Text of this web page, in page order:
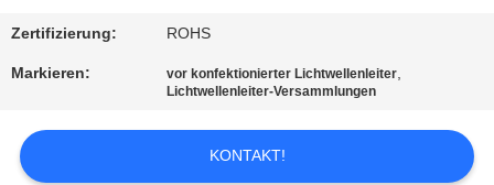
UNS
IN
VERBINDUNG
NACHRICHTEN
Zertifizierung: ROHS
Markieren: vor konfektionierter Lichtwellenleiter,
Lichtwellenleiter-Versammlungen
KONTAKT!